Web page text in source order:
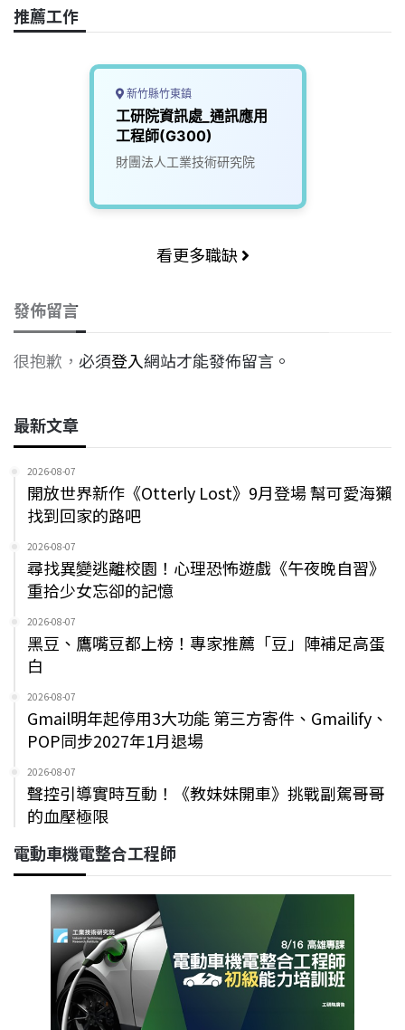
o
k
n
k
推薦工作
新竹縣竹東鎮
工研院資訊處_通訊應用
工程師(G300)
財團法人工業技術研究院
看更多職缺
發佈留言
很抱歉，必須登入網站才能發佈留言。
最新文章
2026-08-07
開放世界新作《Otterly Lost》9月登場 幫可愛海獺
找到回家的路吧
2026-08-07
尋找異變逃離校園！心理恐怖遊戲《午夜晚自習》
重拾少女忘卻的記憶
2026-08-07
黑豆、鷹嘴豆都上榜！專家推薦「豆」陣補足高蛋
白
2026-08-07
Gmail明年起停用3大功能 第三方寄件、Gmailify、
POP同步2027年1月退場
2026-08-07
聲控引導實時互動！《教妹妹開車》挑戰副駕哥哥
的血壓極限
電動車機電整合工程師